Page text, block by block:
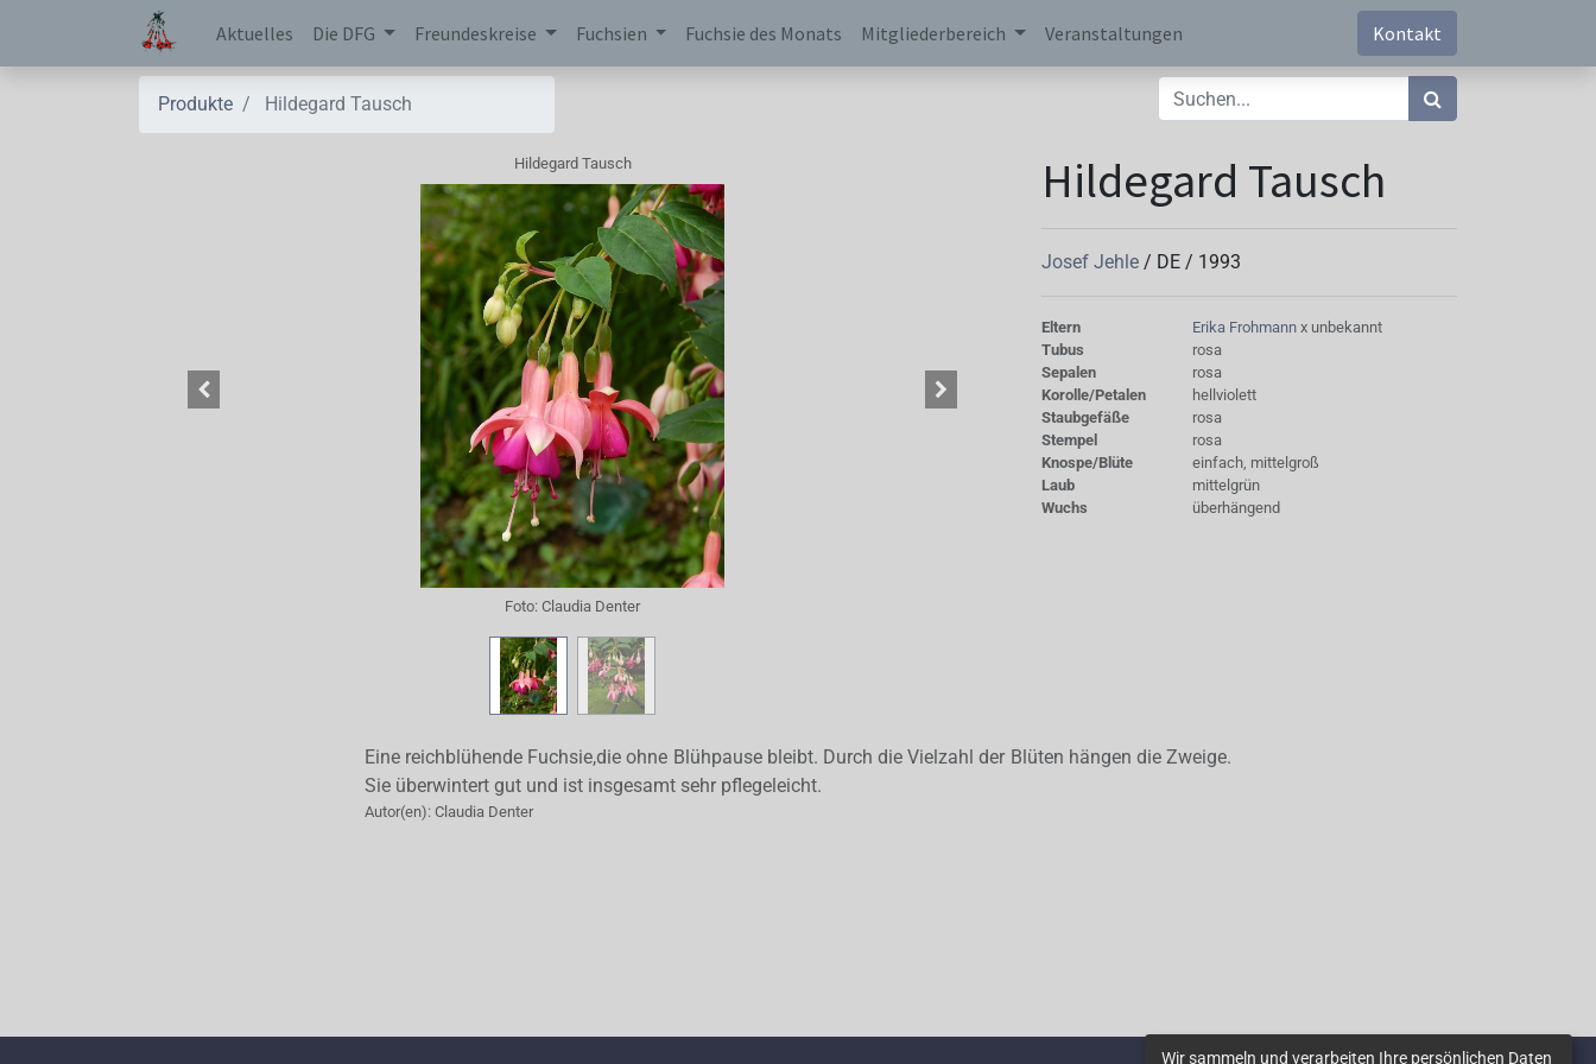
Aktuelles Die DFG Freundeskreise Fuchsien Fuchsie des Monats Mitgliederbereich Veranstaltungen Kontakt
Produkte Hildegard Tausch
Hildegard Tausch
Foto: Claudia Denter
Hildegard Tausch
Josef Jehle / DE / 1993
Eltern Erika Frohmann x unbekannt
Tubus
rosa
Sepalen
rosa
Korolle/Petalen
hellviolett
Staubgefäße
rosa
Stempel
rosa
Knospe/Blüte
einfach, mittelgroß
Laub
mittelgrün
Wuchs
überhängend
Eine reichblühende Fuchsie,die ohne Blühpause bleibt. Durch die Vielzahl der Blüten hängen die Zweige.
Sie überwintert gut und ist insgesamt sehr pflegeleicht.
Autor(en): Claudia Denter
Wir sammeln und verarbeiten Ihre persönlichen Daten